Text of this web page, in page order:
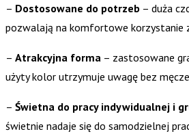
– Dostosowane do potrzeb – duża
pozwalają na komfortowe korzystanie
– Atrakcyjna forma – zastosowane
użyty kolor utrzymuje uwagę bez
– Świetna do pracy indywidualnej i
świetnie nadaje się do samodzielnej